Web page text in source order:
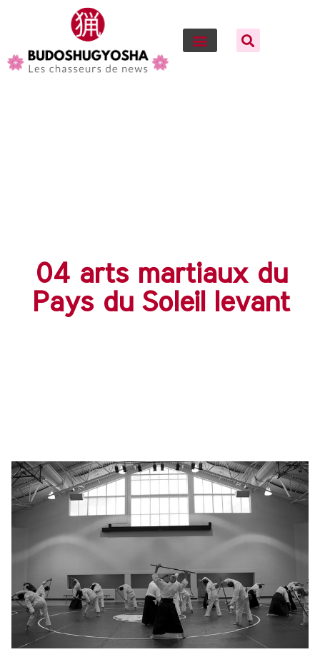
04 arts martiaux du
Pays du Soleil levant